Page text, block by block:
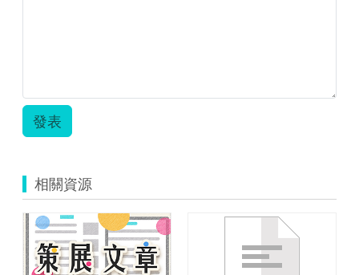
發表
相關資源